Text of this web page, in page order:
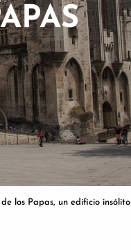
los Papas, un edificio insólito